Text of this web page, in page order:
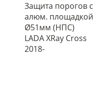
Защита порогов с
алюм. площадкой
Ø51мм (НПС)
LADA XRay Cross
2018-